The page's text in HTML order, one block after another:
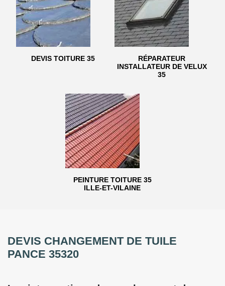
DEVIS TOITURE 35
RÉPARATEUR
INSTALLATEUR DE VELUX
35
PEINTURE TOITURE 35
ILLE-ET-VILAINE
DEVIS CHANGEMENT DE TUILE
PANCE 35320